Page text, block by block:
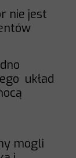
nie jest
układ
mogli